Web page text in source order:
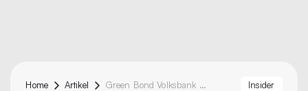
Home Artikel Green Bond Volksbank Will 500 Millionen Insider